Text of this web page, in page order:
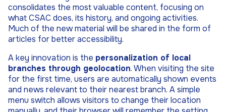
consolidates the most valuable content, focusing on
what CSAC does, its history, and ongoing activities.
Much of the new material will be shared in the form of
articles for better accessibility.
A key innovation is the personalization of local
branches through geolocation. When visiting the site
for the first time, users are automatically shown events
and news relevant to their nearest branch. A simple
menu switch allows visitors to change their location